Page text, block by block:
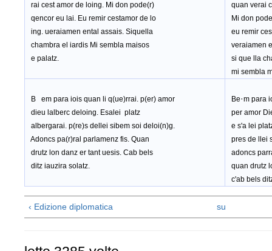
rai cest amor de loing. Mi don pode(r)
qencor eu lai. Eu remir cestamor de lo
ing. ueraiamen ental assais. Siquella
chambra el iardis Mi sembla maisos
e palatz.
quan verai
Mi don
eu remir
veraiamen
si que lla
mi sembla
B em para iois quan li q(ue)rrai. p(er) amor
dieu lalberc deloing. Esalei platz
albergarai. p(re)s dellei sibem soi deloi(n)g.
Adoncs pa(r)ral parlamenz fis. Quan
drutz lon danz er tant uesis. Cab bels
ditz iauzira solatz.
Be·m para
per amor
e s'a lei
pres de llei
adoncs
quan drutz
c'ab bels
‹ Edizione diplomatica su